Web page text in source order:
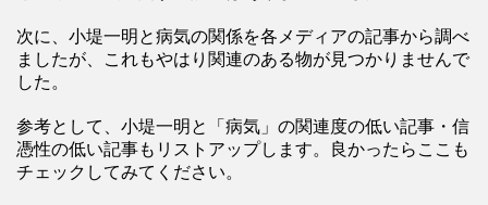
次に、小堤一明と病気の関係を各メディアの記事から調べ
ましたが、これもやはり関連のある物が見つかりませんで
した。
参考として、小堤一明と「病気」の関連度の低い記事・信
憑性の低い記事もリストアップします。良かったらここも
チェックしてみてください。